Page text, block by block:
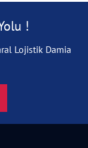
!
Lojistik Damia